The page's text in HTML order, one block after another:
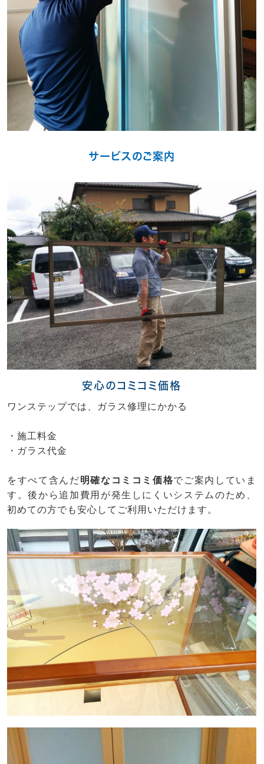
サービスのご案内
安心のコミコミ価格
ワンステップでは、ガラス修理にかかる
・施工料金
・ガラス代金
をすべて含んだ明確なコミコミ価格でご案内していま
す。後から追加費用が発生しにくいシステムのため、
初めての方でも安心してご利用いただけます。